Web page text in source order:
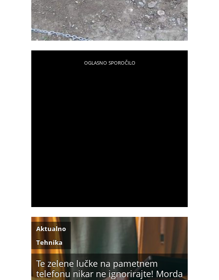
Te zelene lučke na pametnem
telefonu nikar ne ignorirajte! Morda
Aktualno
Tehnika